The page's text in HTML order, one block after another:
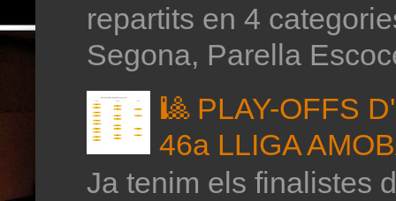
repartits en 4
Segona, Parella
🎱 PLAY-OFFS
46a LLIGA
Ja tenim els finalistes